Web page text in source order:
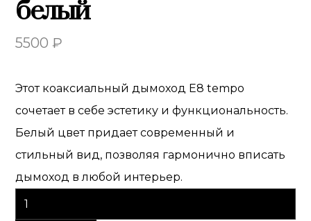
белый
5500₽
Этот коаксиальный дымоход E8 tempo
сочетает в себе эстетику и функциональность.
Белый цвет придает современный и
стильный вид, позволяя гармонично вписать
дымоход в любой интерьер.